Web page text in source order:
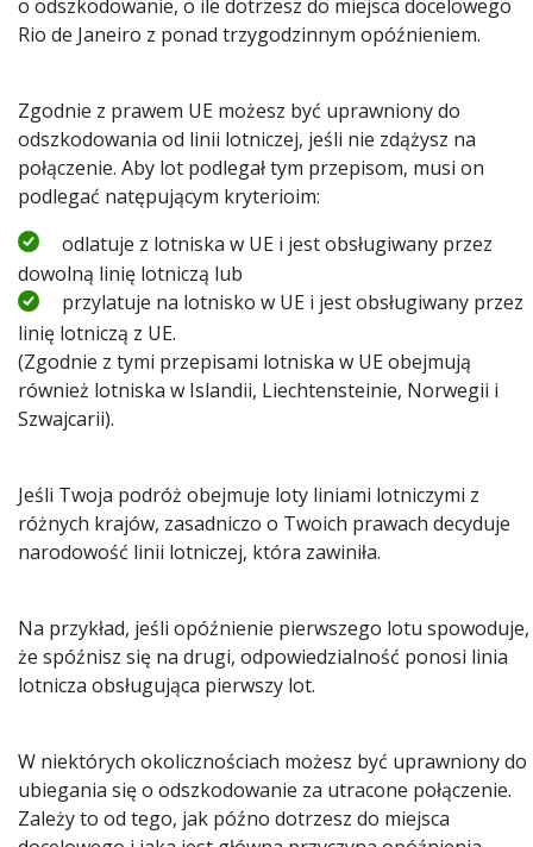
o odszkodowanie, o ile dotrzesz do miejsca docelowego
Rio de Janeiro z ponad trzygodzinnym opóźnieniem.
Zgodnie z prawem UE możesz być uprawniony do
odszkodowania od linii lotniczej, jeśli nie zdążysz na
połączenie. Aby lot podlegał tym przepisom, musi on
podlegać natępującym kryterioim:
odlatuje z lotniska w UE i jest obsługiwany przez
dowolną linię lotniczą lub
przylatuje na lotnisko w UE i jest obsługiwany przez
linię lotniczą z UE.
(Zgodnie z tymi przepisami lotniska w UE obejmują
również lotniska w Islandii, Liechtensteinie, Norwegii i
Szwajcarii).
Jeśli Twoja podróż obejmuje loty liniami lotniczymi z
różnych krajów, zasadniczo o Twoich prawach decyduje
narodowość linii lotniczej, która zawiniła.
Na przykład, jeśli opóźnienie pierwszego lotu spowoduje,
że spóźnisz się na drugi, odpowiedzialność ponosi linia
lotnicza obsługująca pierwszy lot.
W niektórych okolicznościach możesz być uprawniony do
ubiegania się o odszkodowanie za utracone połączenie.
Zależy to od tego, jak późno dotrzesz do miejsca